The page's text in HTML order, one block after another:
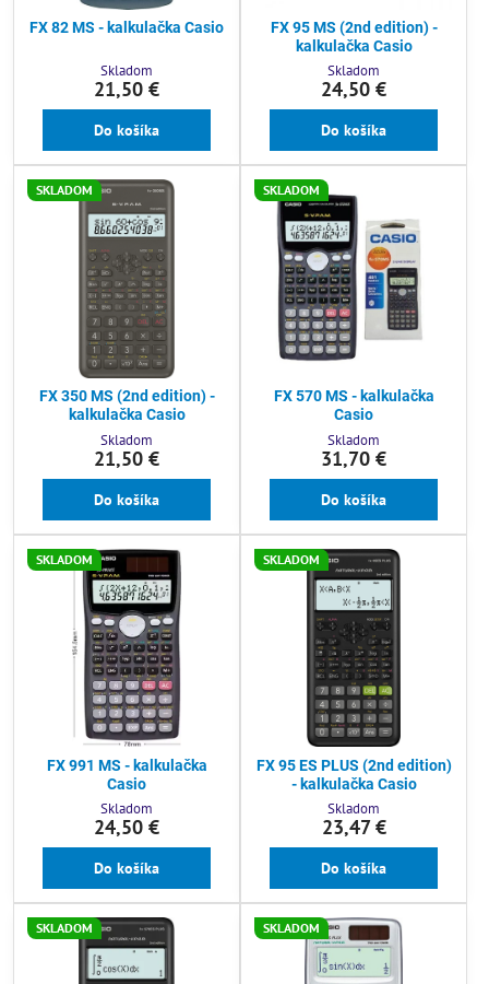
FX 82 MS - kalkulačka Casio
Skladom
21,50 €
Do košíka
FX 95 MS (2nd edition) -
kalkulačka Casio
Skladom
24,50 €
Do košíka
SKLADOM
FX 350 MS (2nd edition) -
kalkulačka Casio
Skladom
21,50 €
Do košíka
SKLADOM
FX 570 MS - kalkulačka
Casio
Skladom
31,70 €
Do košíka
SKLADOM
FX 991 MS - kalkulačka
Casio
Skladom
24,50 €
Do košíka
SKLADOM
FX 95 ES PLUS (2nd edition)
- kalkulačka Casio
Skladom
23,47 €
Do košíka
SKLADOM SKLADOM